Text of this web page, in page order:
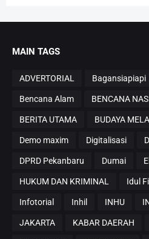
MAIN TAGS
ADVERTORIAL Bagansiapiapi
Bencana Alam BENCANA
BERITA UTAMA BUDAYA
Demo maxim Digitalisasi
DPRD Pekanbaru Dumai
HUKUM DAN KRIMINAL Idul
Infotorial Inhil INHU
JAKARTA KABAR DAERAH